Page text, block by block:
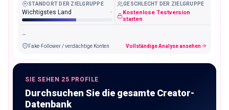
STANDORT DER ZIELGRUPPE
Wichtigstes Land -
GESCHLECHT DER ZIELGRUPPE
Kostenlose Testversion
starten
-
Fake-Follower / verdächtige Konten Vollständige Analyse ansehen
SIE SEHEN 25 PROFILE
Durchsuchen Sie die gesamte Creator-
Datenbank